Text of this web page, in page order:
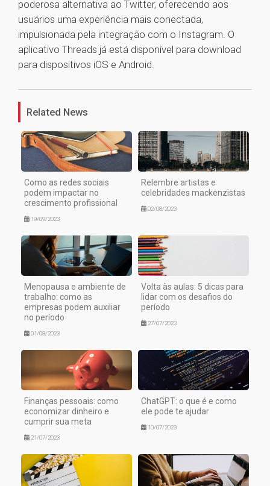
poderosa alternativa ao Twitter, oferecendo aos
usuários uma experiência mais conectada,
impulsionada pela integração com o Instagram. O
aplicativo Threads já está disponível para download
para dispositivos iOS e Android.
1
Related News
Como as redes sociais
podem impactar no
crescimento profissional
19/09/2023
Relembre artistas e
celebridades mackenzistas
02/08/2023
Menopausa e ambiente de
trabalho: como as
empresas podem auxiliar
no período
01/08/2023
Volta às aulas: 5 dicas para
lidar com os desafios do
período
27/07/2023
Finanças pessoais: como
economizar dinheiro e
cumprir sua meta
21/07/2023
ChatGPT: o que é e como
ele pode te ajudar
10/07/2023